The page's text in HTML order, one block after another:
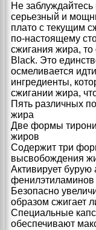
Не заблуждайтесь
серьезный и
плато с текущим
по-настоящему
сжигания жира,
Black. Это
осмеливается
ингредиенты,
сжигании жира,
Пять различных
жира
Две формы
жиров
Содержит три
высвобождения
Активирует бурую
фенилэтиламинов
Безопасно
образом сжигает
Специальные
обеспечивают